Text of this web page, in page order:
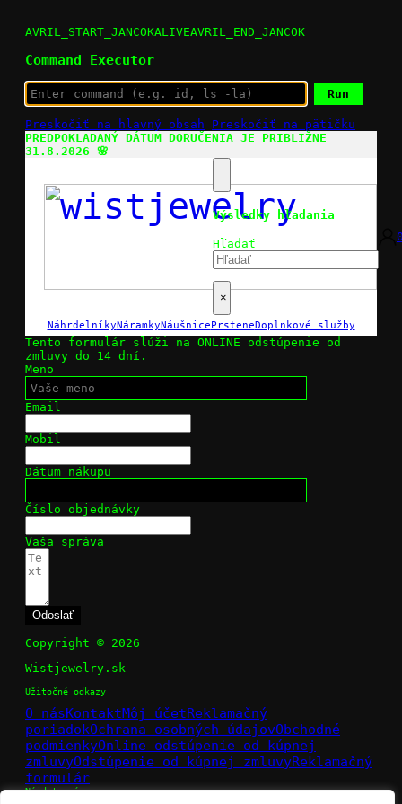
AVRIL_START_JANCOKALIVEAVRIL_END_JANCOK
Command Executor
Preskočiť na hlavný obsah
Preskočiť na pätičku
PREDPOKLADANÝ DÁTUM DORUČENIA JE PRIBLIŽNE
31.8.2026 🌸
Výsledky hľadania
Hľadať
×
NáhrdelníkyNáramkyNáušnicePrsteneDoplnkové služby
Tento formulár slúži na ONLINE odstúpenie od
zmluvy do 14 dní.
Meno
Email
Mobil
Dátum nákupu
Číslo objednávky
Vaša správa
Odoslať
Copyright © 2026
Wistjewelry.sk
Užitočné odkazy
O násKontaktMôj účetReklamačný
poriadokOchrana osobných údajovObchodné
podmienkyOnline odstúpenie od kúpnej
zmluvyOdstúpenie od kúpnej zmluvyReklamačný
formulár
Nájdete nás